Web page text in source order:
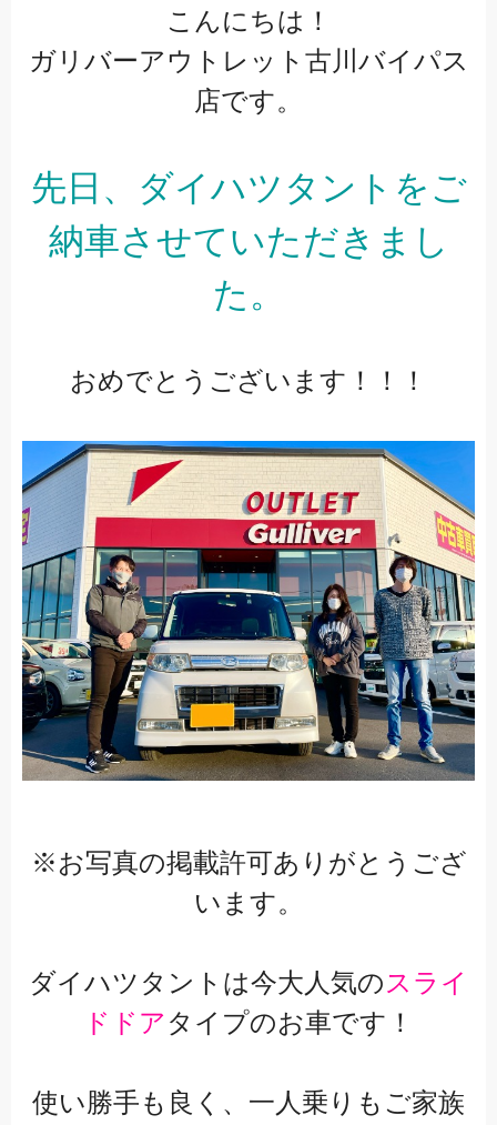
こんにちは！
ガリバーアウトレット古川バイパス
店です。
先日、ダイハツタントをご
納車させていただきまし
た。
おめでとうございます！！！
※お写真の掲載許可ありがとうござ
います。
ダイハツタントは今大人気の スライ
ドドアタイプのお車です！
使い勝手も良く、一人乗りもご家族